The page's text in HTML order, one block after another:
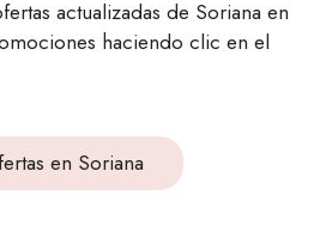
actualizadas de Soriana en
haciendo clic en el
en Soriana